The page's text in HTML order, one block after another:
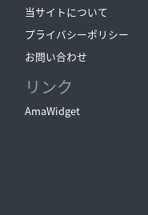
当サイトについて
プライバシーポリシー
お問い合わせ
リンク
AmaWidget